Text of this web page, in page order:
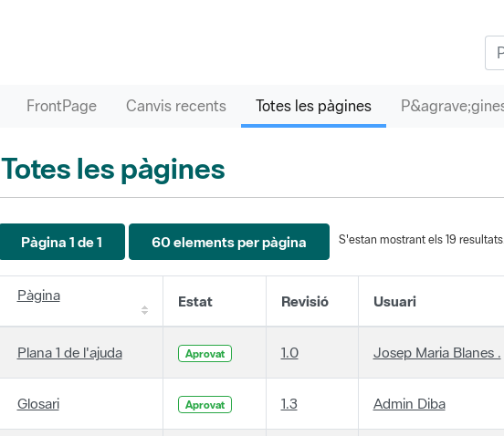
FrontPage Canvis recents Totes les pàgines
Totes les pàgines
Pàgina 1 de 1 60 elements per pàgina S'estan mostrant els 19 resultats.
Pàgina Estat Revisió Usuari
Plana 1 de l'ajuda Aprovat 1.0 Josep Maria Blanes .
Glosari Aprovat 1.3 Admin Diba